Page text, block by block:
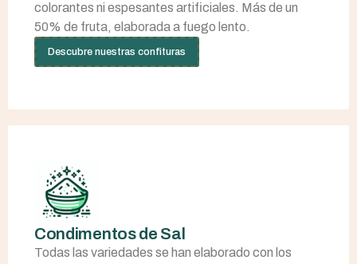
colorantes ni espesantes artificiales. Más de un
50% de fruta, elaborada a fuego lento.
Descubre nuestras confituras
Condimentos de Sal
Todas las variedades se han elaborado con los